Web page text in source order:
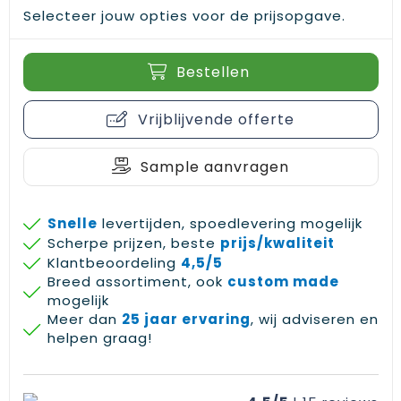
Gehoorbescherming
Schoenentassen
Schoudertassen
Sporttassen
Strandtassen
Toilettassen
Trolleys
Waterbestendige tassen
Reistassensets
Medailles en prijzen
Nekwarmers
Hoofdbanden
Caps, hoeden en mutsen
Yoga en sportmatten
Selecteer jouw opties voor de prijsopgave.
Bestellen
Vrijblijvende offerte
Sample aanvragen
Snelle levertijden, spoedlevering mogelijk
Scherpe prijzen, beste prijs/kwaliteit
Klantbeoordeling 4,5/5
Breed assortiment, ook custom made
mogelijk
Meer dan 25 jaar ervaring, wij adviseren en
helpen graag!